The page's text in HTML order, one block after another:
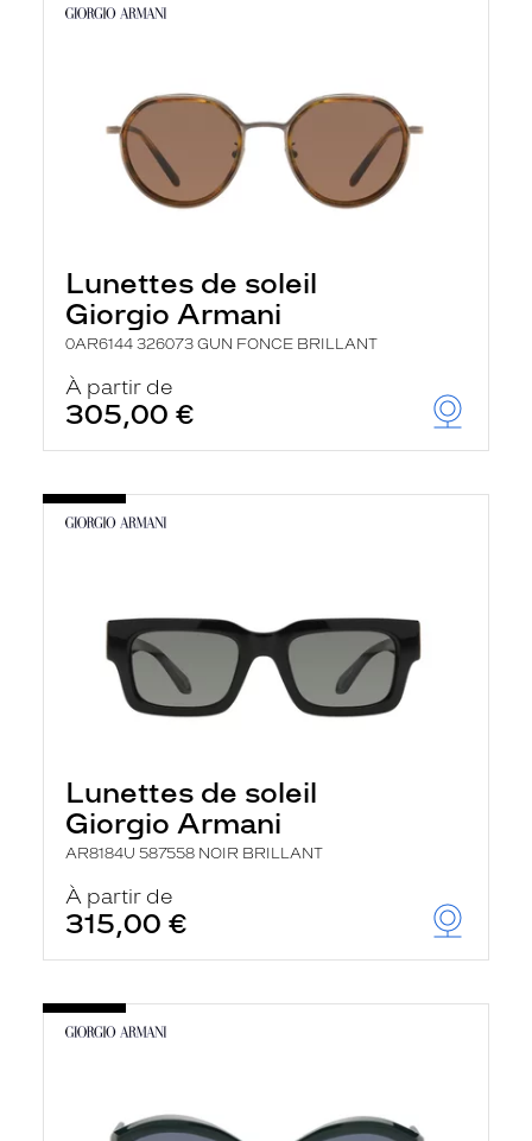
Lunettes de soleil
Giorgio Armani
0AR6144 326073 GUN FONCE BRILLANT
À partir de
305,00 €
Lunettes de soleil
Giorgio Armani
AR8184U 587558 NOIR BRILLANT
À partir de
315,00 €